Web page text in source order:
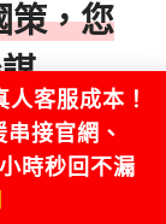
策，您
謀
升流量與業
FB、IG、短
及社群媒體
客服成本！
接官網、
時秒回不漏